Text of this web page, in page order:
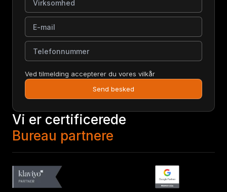
E-mail
Telefonnummer
Ved tilmelding accepterer du vores vilkår
Send besked
Vi er certificerede
Bureau partnere